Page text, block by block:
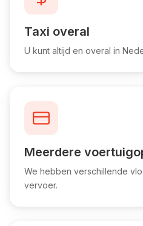
Taxi overal
U kunt altijd en overal in
Meerdere
We hebben verschillende
vervoer.